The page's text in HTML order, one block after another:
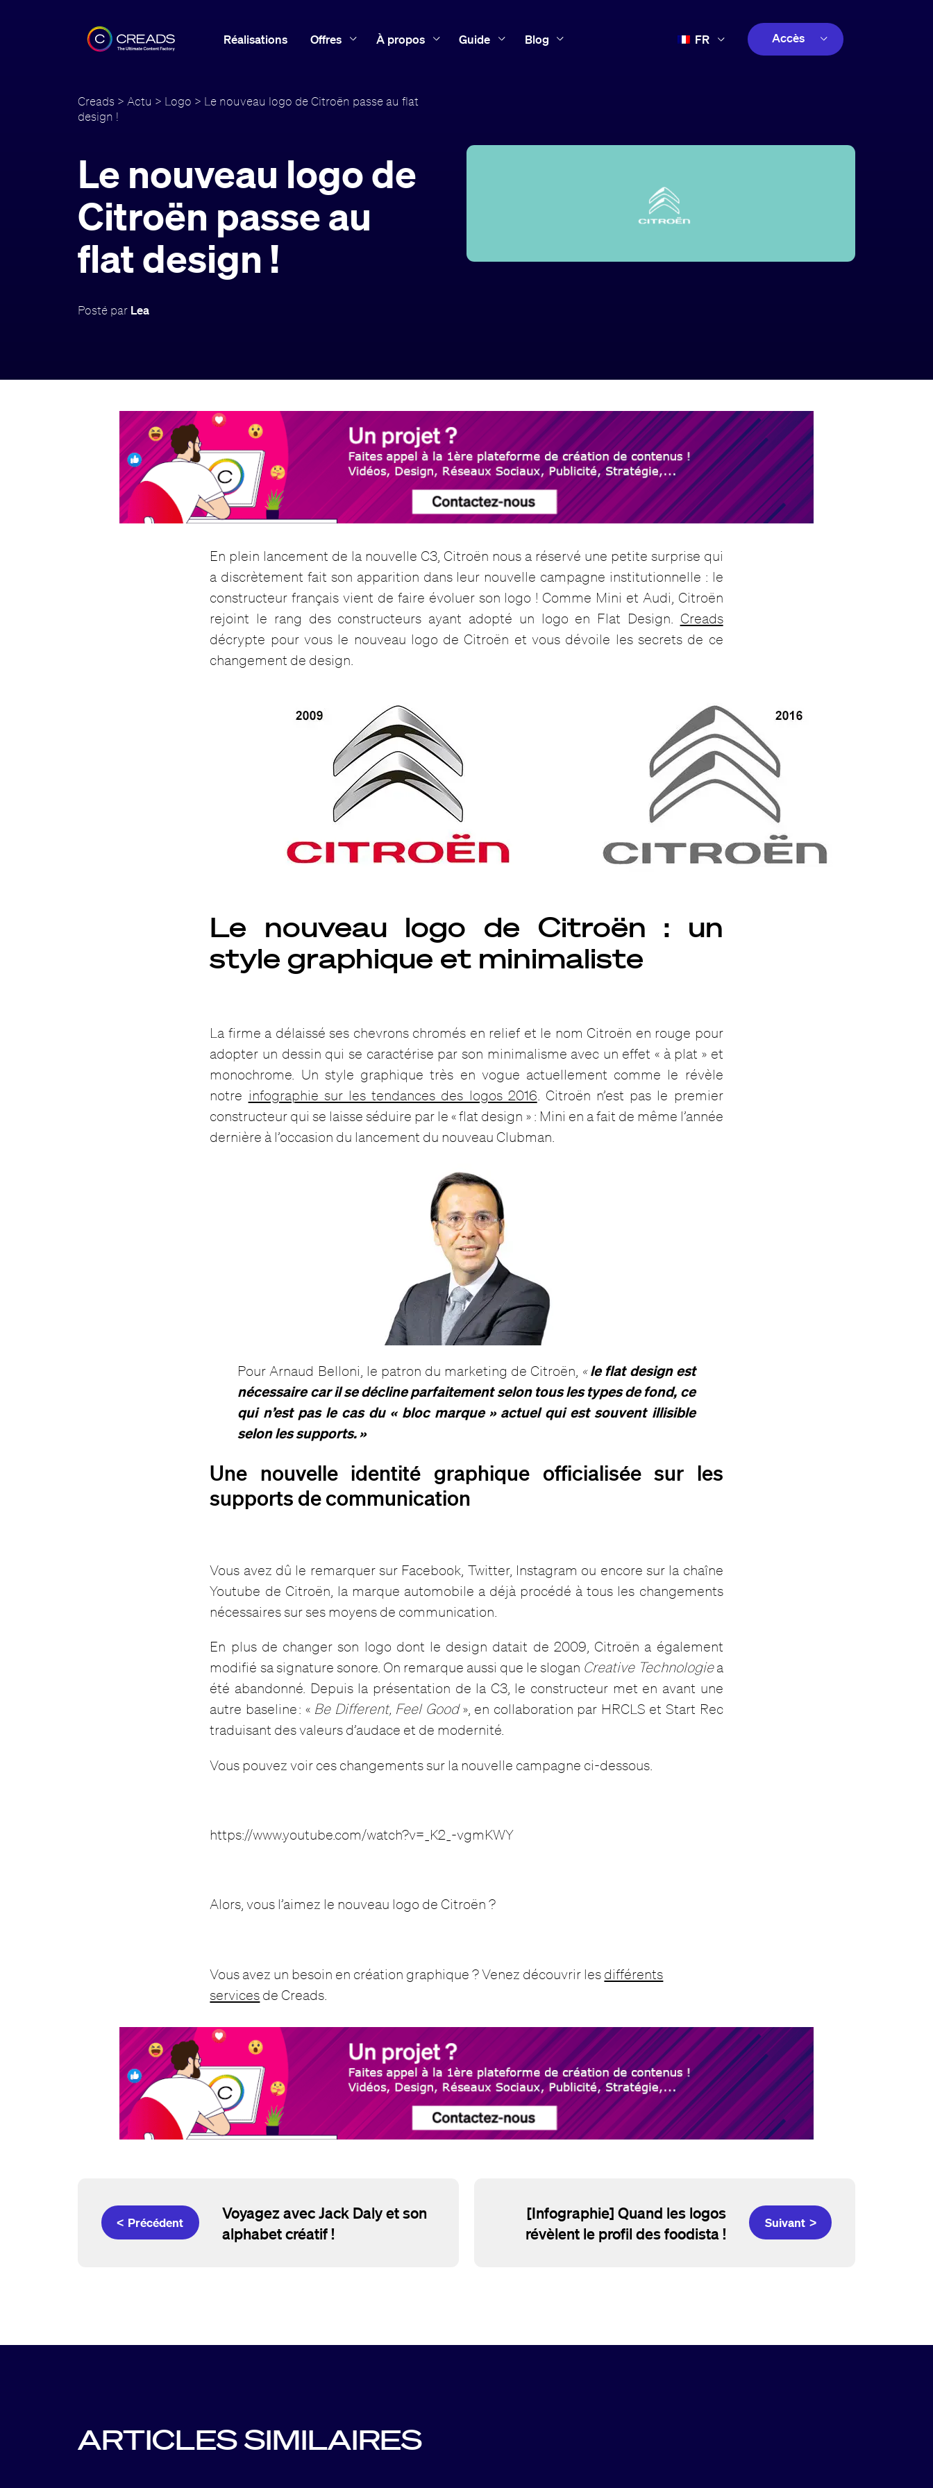
Réalisations Offres À propos Guide Blog FR Accès
Creads > Actu > Logo > Le nouveau logo de Citroën passe au flat
design !
Le nouveau logo de
Citroën passe au
flat design !
Posté par Lea
En plein lancement de la nouvelle C3, Citroën nous a réservé une petite surprise qui
a discrètement fait son apparition dans leur nouvelle campagne institutionnelle : le
constructeur français vient de faire évoluer son logo ! Comme Mini et Audi, Citroën
rejoint le rang des constructeurs ayant adopté un logo en Flat Design. Creads
décrypte pour vous le nouveau logo de Citroën et vous dévoile les secrets de ce
changement de design.
Le nouveau logo de Citroën : un
style graphique et minimaliste
La firme a délaissé ses chevrons chromés en relief et le nom Citroën en rouge pour
adopter un dessin qui se caractérise par son minimalisme avec un effet « à plat » et
monochrome. Un style graphique très en vogue actuellement comme le révèle
notre infographie sur les tendances des logos 2016 . Citroën n’est pas le premier
constructeur qui se laisse séduire par le « flat design » : Mini en a fait de même l’année
dernière à l’occasion du lancement du nouveau Clubman.
Pour Arnaud Belloni, le patron du marketing de Citroën, «le flat design est
nécessaire car il se décline parfaitement selon tous les types de fond, ce
qui n’est pas le cas du « bloc marque » actuel qui est souvent illisible
selon les supports. »
Une nouvelle identité graphique officialisée sur les
supports de communication
Vous avez dû le remarquer sur Facebook, Twitter, Instagram ou encore sur la chaîne
Youtube de Citroën, la marque automobile a déjà procédé à tous les changements
nécessaires sur ses moyens de communication.
En plus de changer son logo dont le design datait de 2009, Citroën a également
modifié sa signature sonore. On remarque aussi que le slogan Creative Technologiea
été abandonné. Depuis la présentation de la C3, le constructeur met en avant une
autre baseline : « Be Different, Feel Good», en collaboration par HRCLS et Start Rec
traduisant des valeurs d’audace et de modernité.
Vous pouvez voir ces changements sur la nouvelle campagne ci-dessous.
https://www.youtube.com/watch?v=_K2_-vgmKWY
Alors, vous l’aimez le nouveau logo de Citroën ?
Vous avez un besoin en création graphique ? Venez découvrir les différents
services de Creads.
< Précédent
Voyagez avec Jack Daly et son
alphabet créatif !
Suivant >
[Infographie] Quand les logos
révèlent le profil des foodista !
ARTICLES SIMILAIRES